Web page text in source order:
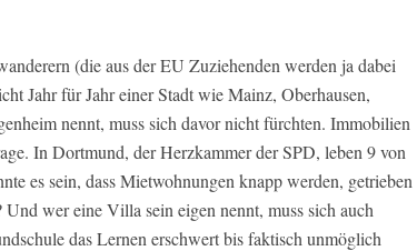
(die aus der EU Zuziehenden werden ja dabei
Jahr für Jahr einer Stadt wie Mainz, Oberhausen,
nennt, muss sich davor nicht fürchten. Immobilien
In Dortmund, der Herzkammer der SPD, leben 9 von
es sein, dass Mietwohnungen knapp werden, getrieben
wer eine Villa sein eigen nennt, muss sich auch
das Lernen erschwert bis faktisch unmöglich